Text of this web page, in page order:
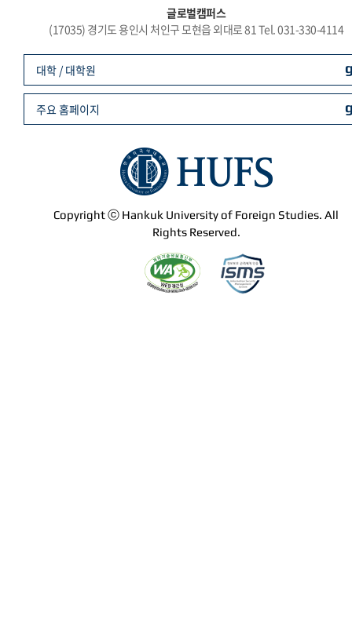
글로벌캠퍼스
(17035) 경기도 용인시 처인구 모현읍 외대로 81 Tel. 031-330-4114
Copyright ⓒ Hankuk University of Foreign Studies. All
Rights Reserved.
대학 / 대학원
주요 홈페이지